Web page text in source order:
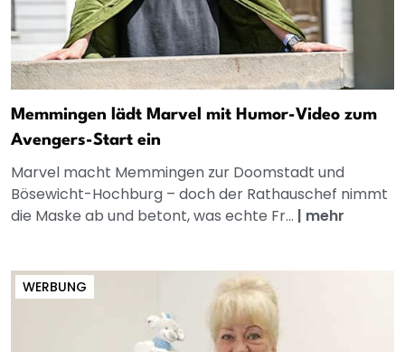
Memmingen lädt Marvel mit Humor-Video zum
Avengers-Start ein
Marvel macht Memmingen zur Doomstadt und
Bösewicht-Hochburg – doch der Rathauschef nimmt
die Maske ab und betont, was echte Fr... | mehr
WERBUNG